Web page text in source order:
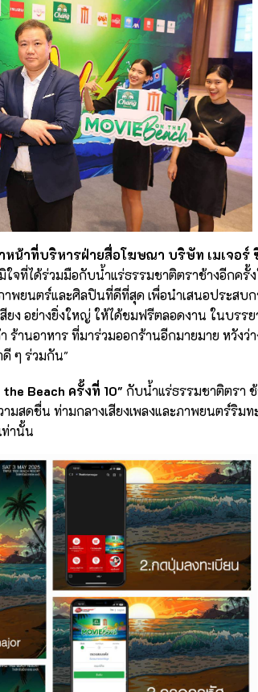
หน้าที่บริหารฝ่ายสื่อโฆษณา บริษัท เมเจอร์
ใจที่ได้ร่วมมือกับน้ำแร่ธรรมชาติตราช้างอีกครั้
าพยนตร์และศิลปินที่ดีที่สุด เพื่อนำเสนอประสบ
ง อย่างยิ่งใหญ่ ให้ได้ชมฟรีตลอดงาน ในบรร
านอาหาร ที่มาร่วมออกร้านอีกมายมาย หวังว่
ดี ๆ ร่วมกัน"
the Beach ครั้งที่ 10" กับน้ำแร่ธรรมชาติตรา ช้
มสดชื่น ท่ามกลางเสียงเพลงและภาพยนตร์ริมท
ท่านั้น